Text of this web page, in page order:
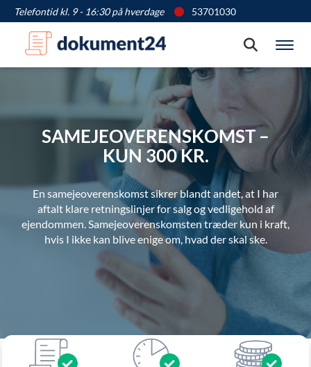
Telefontid kl. 9 - 16:30 på hverdage 53701030
Vis
Søg
SAMEJEOVERENSKOMST –
KUN 300 KR.
En samejeoverenskomst sikrer blandt andet, at I har
aftalt klare retningslinjer for salg og vedligehold af
ejendommen. Samejeoverenskomsten træder kun i kraft,
hvis I ikke kan blive enige om, hvad der skal ske.